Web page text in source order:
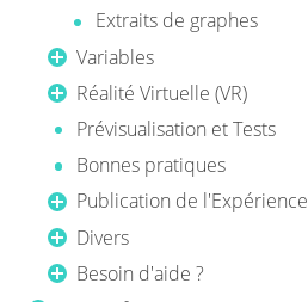
Extraits de graphes
Variables
Réalité Virtuelle (VR)
Prévisualisation et Tests
Bonnes pratiques
Publication de l'Expérience
Divers
Besoin d'aide ?